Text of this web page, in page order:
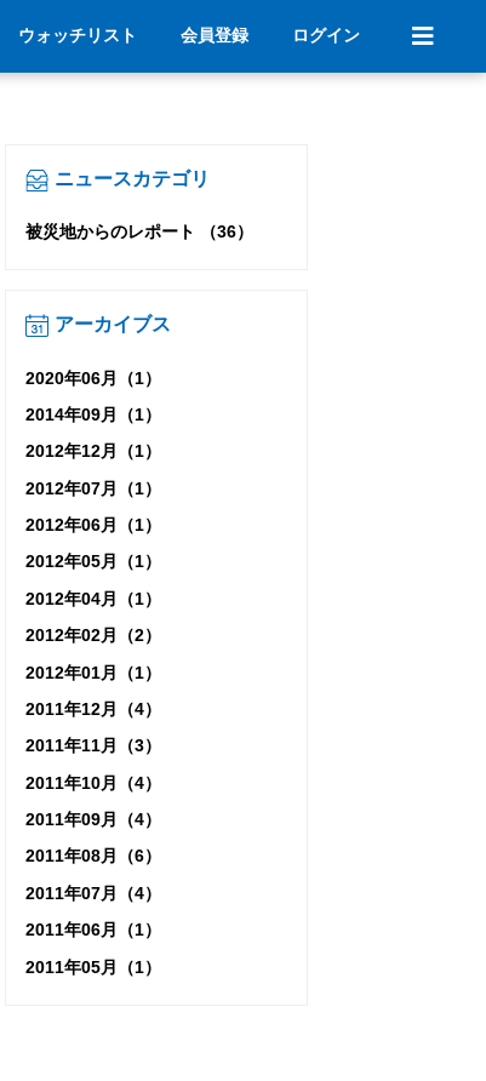
ウォッチリスト 会員登録 ログイン
ニュースカテゴリ
被災地からのレポート （36）
アーカイブス
2020年06月（1）
2014年09月（1）
2012年12月（1）
2012年07月（1）
2012年06月（1）
2012年05月（1）
2012年04月（1）
2012年02月（2）
2012年01月（1）
2011年12月（4）
2011年11月（3）
2011年10月（4）
2011年09月（4）
2011年08月（6）
2011年07月（4）
2011年06月（1）
2011年05月（1）